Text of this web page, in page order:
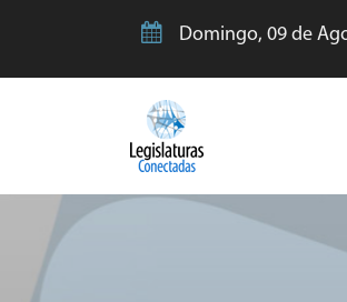
Domingo, 09 de